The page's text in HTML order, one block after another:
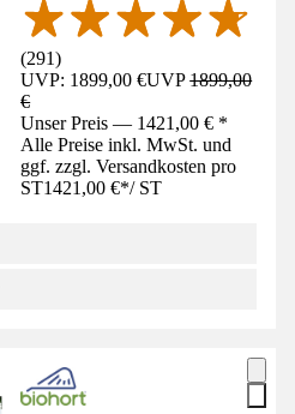
(291)
UVP: 1899,00 €UVP1899,00
€
Unser Preis — 1421,00 € *
Alle Preise inkl. MwSt. und
ggf. zzgl. Versandkosten pro
ST1421,00 €*/ ST